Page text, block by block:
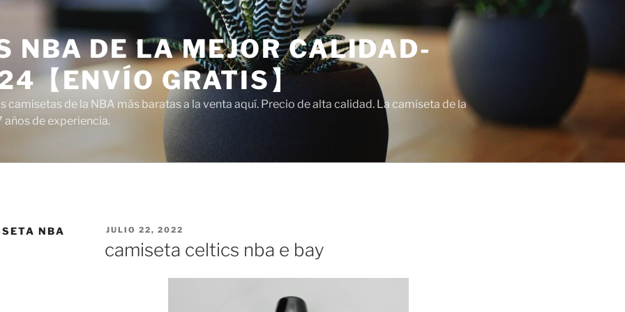
NBA DE LA MEJOR CALIDAD-
【ENVÍO GRATIS】
de la NBA más baratas a la venta aquí. Precio de alta calidad. La camiseta de la
años de experiencia.
NBA
PUBLICADO
JULIO 22, 2022
camiseta celtics nba e bay